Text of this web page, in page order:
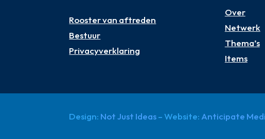
Rooster van aftreden
Bestuur
Privacyverklaring
Over
Netwerk
Thema’s
Items
Design: Not Just Ideas– Website: Anticipate